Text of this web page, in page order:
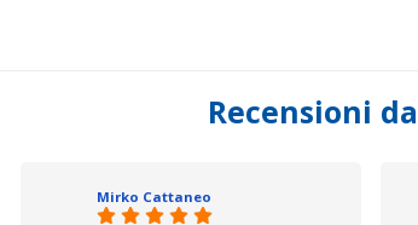
Recensioni
Mirko Cattaneo